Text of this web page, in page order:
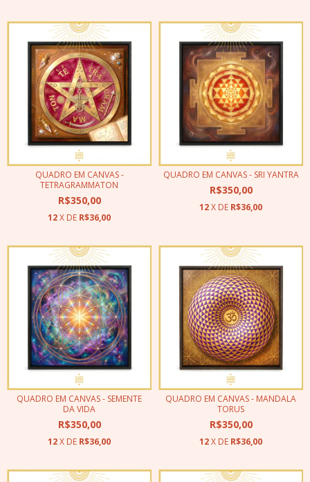
QUADRO EM CANVAS -
TETRAGRAMMATON
R$350,00
12X DE R$36,00
QUADRO EM CANVAS - SRI YANTRA
R$350,00
12X DE R$36,00
QUADRO EM CANVAS - SEMENTE
DA VIDA
R$350,00
12X DE R$36,00
QUADRO EM CANVAS - MANDALA
TORUS
R$350,00
12X DE R$36,00